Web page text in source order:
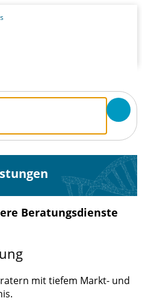
Beratungsdienste
mit tiefem Markt- und